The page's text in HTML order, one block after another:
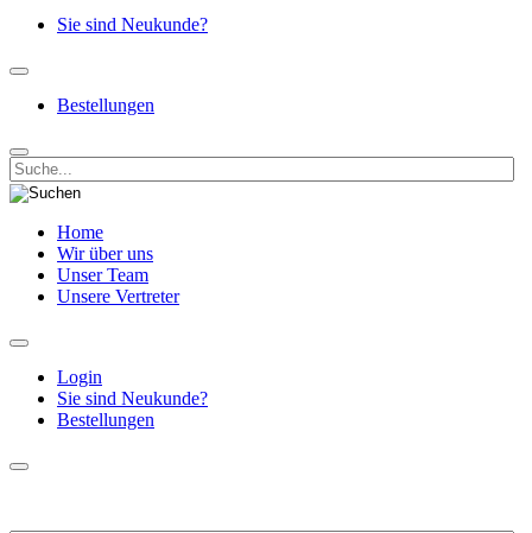
Sie sind Neukunde?
Bestellungen
Home
Wir über uns
Unser Team
Unsere Vertreter
Login
Sie sind Neukunde?
Bestellungen